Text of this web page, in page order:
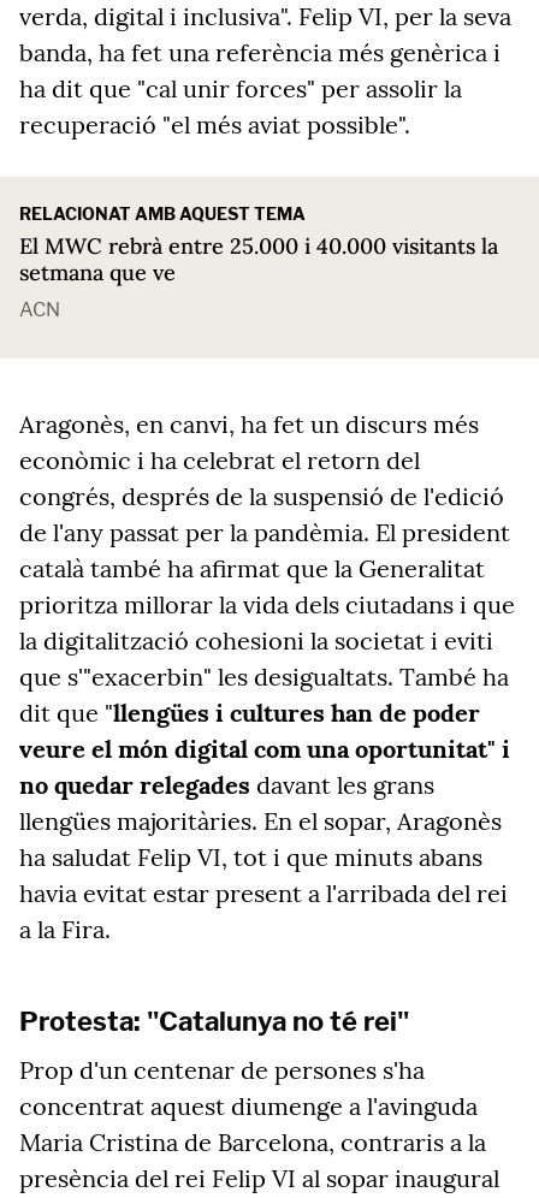
verda, digital i inclusiva". Felip VI, per la seva
banda, ha fet una referència més genèrica i
ha dit que "cal unir forces" per assolir la
recuperació "el més aviat possible".
RELACIONAT AMB AQUEST TEMA
El MWC rebrà entre 25.000 i 40.000 visitants la
setmana que ve
ACN
Aragonès, en canvi, ha fet un discurs més
econòmic i ha celebrat el retorn del
congrés, després de la suspensió de l'edició
de l'any passat per la pandèmia. El president
català també ha afirmat que la Generalitat
prioritza millorar la vida dels ciutadans i que
la digitalització cohesioni la societat i eviti
que s'"exacerbin" les desigualtats. També ha
dit que "llengües i cultures han de poder
veure el món digital com una oportunitat" i
no quedar relegades davant les grans
llengües majoritàries. En el sopar, Aragonès
ha saludat Felip VI, tot i que minuts abans
havia evitat estar present a l'arribada del rei
a la Fira.
Protesta: "Catalunya no té rei"
Prop d'un centenar de persones s'ha
concentrat aquest diumenge a l'avinguda
Maria Cristina de Barcelona, contraris a la
presència del rei Felip VI al sopar inaugural